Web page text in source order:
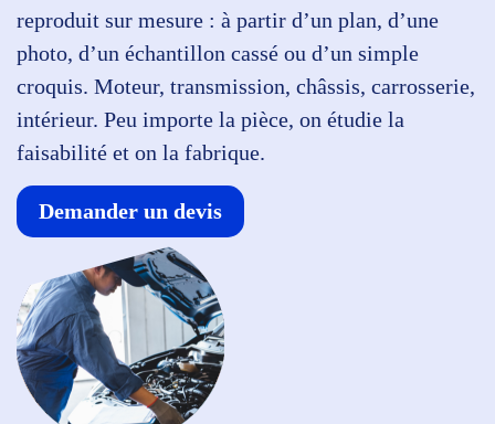
reproduit sur mesure : à partir d’un plan, d’une
photo, d’un échantillon cassé ou d’un simple
croquis. Moteur, transmission, châssis, carrosserie,
intérieur. Peu importe la pièce, on étudie la
faisabilité et on la fabrique.
Demander un devis